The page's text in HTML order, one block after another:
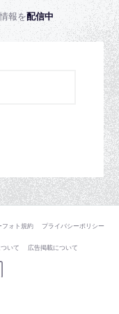
報を配信中
フォト規約 プライバシーポリシー
いて 広告掲載について